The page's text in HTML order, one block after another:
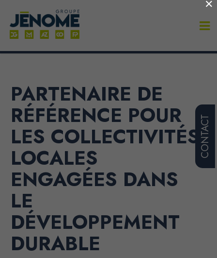
CONTACT
PARTENAIRE DE
RÉFÉRENCE POUR
LES COLLECTIVITÉS
LOCALES
ENGAGÉES DANS
LE
DÉVELOPPEMENT
DURABLE